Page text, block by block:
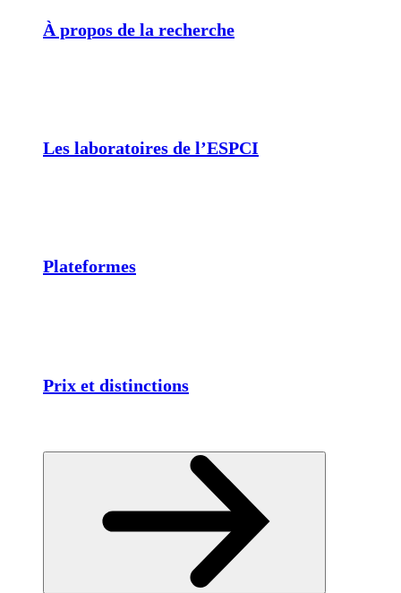
À propos de la recherche
Les laboratoires de l’ESPCI
Plateformes
Prix et distinctions